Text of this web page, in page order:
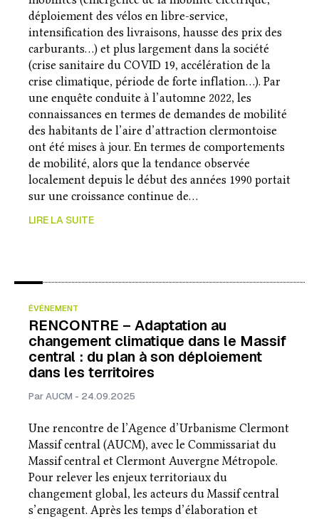
déploiement des vélos en libre-service,
intensification des livraisons, hausse des prix des
carburants…) et plus largement dans la société
(crise sanitaire du COVID 19, accélération de la
crise climatique, période de forte inflation…). Par
une enquête conduite à l’automne 2022, les
connaissances en termes de demandes de mobilité
des habitants de l’aire d’attraction clermontoise
ont été mises à jour. En termes de comportements
de mobilité, alors que la tendance observée
localement depuis le début des années 1990 portait
sur une croissance continue de…
LIRE LA SUITE
ÉVÉNEMENT
RENCONTRE – Adaptation au
changement climatique dans le Massif
central : du plan à son déploiement
dans les territoires
Par AUCM - 24.09.2025
Une rencontre de l’Agence d’Urbanisme Clermont
Massif central (AUCM), avec le Commissariat du
Massif central et Clermont Auvergne Métropole.
Pour relever les enjeux territoriaux du
changement global, les acteurs du Massif central
s’engagent. Après les temps d’élaboration et